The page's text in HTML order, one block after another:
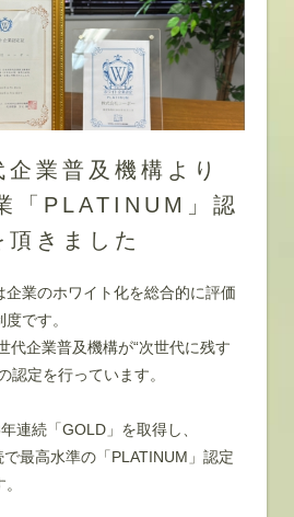
企業普及機構より
「PLATINUM」認
頂きました
企業のホワイト化を総合的に評価
です。
代企業普及機構が“次世代に残す
認定を行っています。
連続「GOLD」を取得し、
最高水準の「PLATINUM」認定